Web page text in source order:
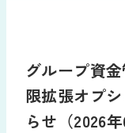
機能
グループ
接続金融
料金
グループ資
限拡張オプ
らせ（2026年